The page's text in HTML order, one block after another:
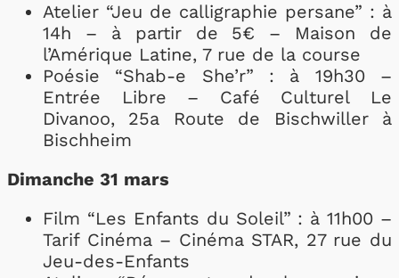
Atelier “Jeu de calligraphie persane” : à
14h – à partir de 5€ – Maison de
l’Amérique Latine, 7 rue de la course
Poésie “Shab-e She’r” : à 19h30 –
Entrée Libre – Café Culturel Le
Divanoo, 25a Route de Bischwiller à
Bischheim
Dimanche 31 mars
Film “Les Enfants du Soleil” : à 11h00 –
Tarif Cinéma – Cinéma STAR, 27 rue du
Jeu-des-Enfants